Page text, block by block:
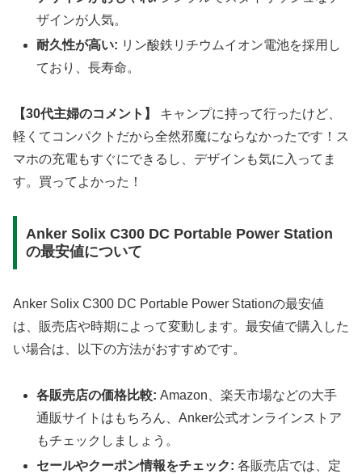
ザインが人気。
耐久性が高い: リン酸鉄リチウムイオン電池を採用し
ており、長寿命。
【30代主婦のコメント】
キャンプに持って行ったけど、
軽くてコンパクトだから全然邪魔にならなかったです！ス
マホの充電もすぐにできるし、デザインも気に入ってま
す。買ってよかった！
Anker Solix C300 DC Portable Power Station
の最安値について
Anker Solix C300 DC Portable Power Stationの最安値
は、販売店や時期によって変動します。最安値で購入した
い場合は、以下の方法がおすすめです。
各販売店の価格比較: Amazon、楽天市場などの大手
通販サイトはもちろん、Anker公式オンラインストア
もチェックしましょう。
セールやクーポン情報をチェック: 各販売店では、定